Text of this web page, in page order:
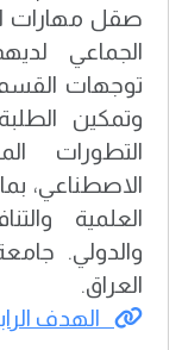
صقل مهارات
الجماعي
توجهات القسم
وتمكين
التطورات
الاصطناعي،
العلمية
والدولي.
العراق.
الهدف